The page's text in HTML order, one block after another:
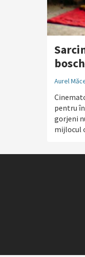
Aurel
pentru
gorjeni
mijlocul